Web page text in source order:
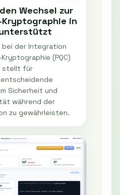
Wechsel zur
in
bei der Integration
(PQC)
stellt für
Sicherheit und
während der
zu gewährleisten.